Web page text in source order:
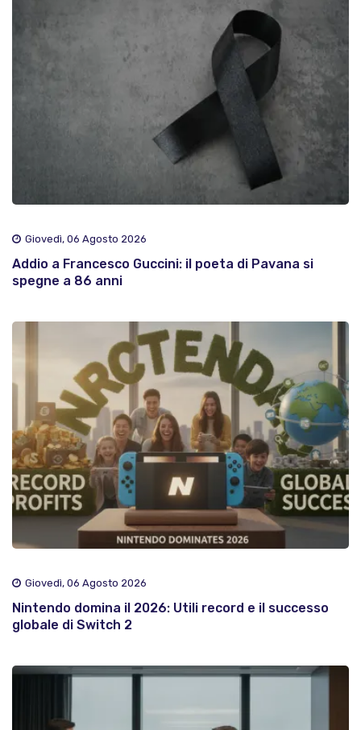
Giovedì, 06 Agosto 2026
Addio a Francesco Guccini: il poeta di Pavana si
spegne a 86 anni
Giovedì, 06 Agosto 2026
Nintendo domina il 2026: Utili record e il successo
globale di Switch 2